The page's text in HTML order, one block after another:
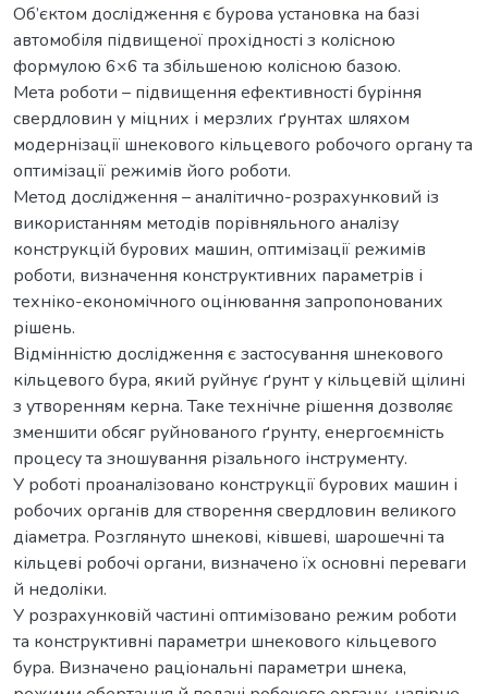
Об’єктом дослідження є бурова установка на базі
автомобіля підвищеної прохідності з колісною
формулою 6×6 та збільшеною колісною базою.
Мета роботи – підвищення ефективності буріння
свердловин у міцних і мерзлих ґрунтах шляхом
модернізації шнекового кільцевого робочого органу та
оптимізації режимів його роботи.
Метод дослідження – аналітично-розрахунковий із
використанням методів порівняльного аналізу
конструкцій бурових машин, оптимізації режимів
роботи, визначення конструктивних параметрів і
техніко-економічного оцінювання запропонованих
рішень.
Відмінністю дослідження є застосування шнекового
кільцевого бура, який руйнує ґрунт у кільцевій щілині
з утворенням керна. Таке технічне рішення дозволяє
зменшити обсяг руйнованого ґрунту, енергоємність
процесу та зношування різального інструменту.
У роботі проаналізовано конструкції бурових машин і
робочих органів для створення свердловин великого
діаметра. Розглянуто шнекові, ківшеві, шарошечні та
кільцеві робочі органи, визначено їх основні переваги
й недоліки.
У розрахунковій частині оптимізовано режим роботи
та конструктивні параметри шнекового кільцевого
бура. Визначено раціональні параметри шнека,